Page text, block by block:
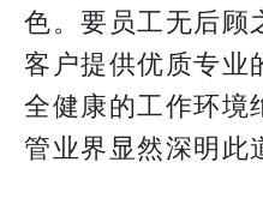
色。要员工无后顾
客户提供优质专业
全健康的工作环境
管业界显然深明此